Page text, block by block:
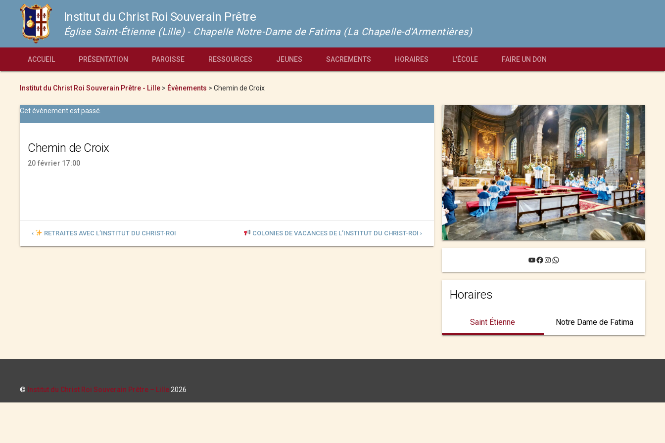
Institut du Christ Roi Souverain Prêtre
Église Saint-Étienne (Lille) - Chapelle Notre-Dame de Fatima (La Chapelle-d'Armentières)
ACCUEIL PRÉSENTATION PAROISSE RESSOURCES JEUNES SACREMENTS HORAIRES L'ÉCOLE FAIRE UN DON
Institut du Christ Roi Souverain Prêtre - Lille > Évènements > Chemin de Croix
Cet évènement est passé.
Chemin de Croix
20 février 17:00
‹ RETRAITES AVEC L’INSTITUT DU CHRIST-ROI COLONIES DE VACANCES DE L’INSTITUT DU CHRIST-ROI ›
YouTube
Facebook
Instagram
WhatsApp
Horaires
Saint Étienne Notre Dame de Fatima
© Institut du Christ Roi Souverain Prêtre – Lille 2026